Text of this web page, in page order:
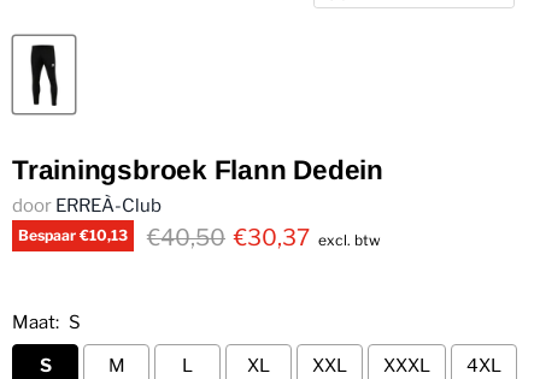
Trainingsbroek Flann Dedein
door ERREÀ-Club
Bespaar €10,13 €40,50 €30,37 excl. btw
Maat: S
S
M L XL XXL XXXL 4XL